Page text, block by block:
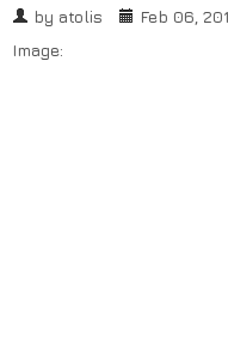
by atolis Feb 06,
Image: